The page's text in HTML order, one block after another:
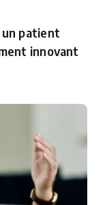
un patient
innovant